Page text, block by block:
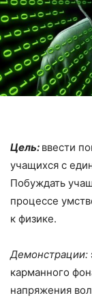
Цель: ввести
учащихся с
Побуждать
процессе
к физике.
Демонстрации:
карманного
напряжения